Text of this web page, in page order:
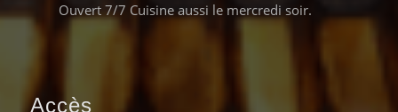
Ouvert 7/7 Cuisine aussi le mercredi soir.
Accès